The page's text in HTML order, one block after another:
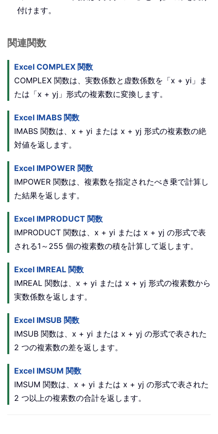
付けます。
関連関数
Excel COMPLEX 関数
COMPLEX 関数は、実数係数と虚数係数を「x + yi」ま
たは「x + yj」形式の複素数に変換します。
Excel IMABS 関数
IMABS 関数は、x + yi または x + yj 形式の複素数の絶
対値を返します。
Excel IMPOWER 関数
IMPOWER 関数は、複素数を指定されたべき乗で計算し
た結果を返します。
Excel IMPRODUCT 関数
IMPRODUCT 関数は、x + yi または x + yj の形式で表
される1～255 個の複素数の積を計算して返します。
Excel IMREAL 関数
IMREAL 関数は、x + yi または x + yj 形式の複素数から
実数係数を返します。
Excel IMSUB 関数
IMSUB 関数は、x + yi または x + yj の形式で表された
2 つの複素数の差を返します。
Excel IMSUM 関数
IMSUM 関数は、x + yi または x + yj の形式で表された
2 つ以上の複素数の合計を返します。